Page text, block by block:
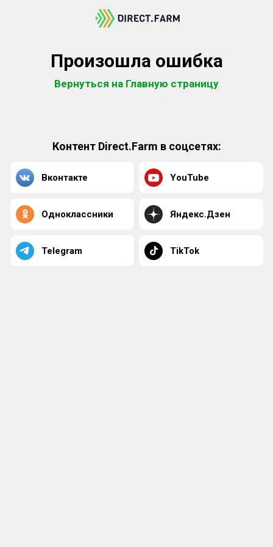
Произошла ошибка
Вернуться на Главную страницу
Контент Direct.Farm в соцсетях:
Вконтакте YouTube
Одноклассники Яндекс.Дзен
Telegram TikTok